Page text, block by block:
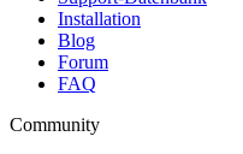
Installation
Blog
Forum
FAQ
Community